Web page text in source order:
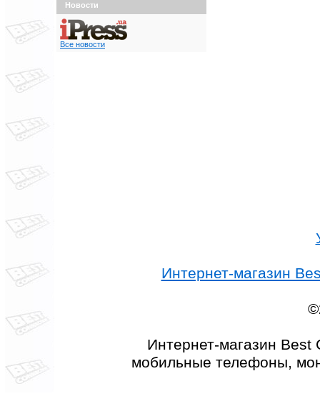
Новости
Все новости
Интернет-магазин
Интернет-магазин Best
мобильные телефоны,